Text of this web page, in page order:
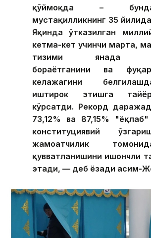
қўймоқда –
мустақилликнинг 35
Яқинда ўтказилган
кетма-кет учинчи марта,
тизими янада
бораётганини ва
келажагини
иштирок этишга
кўрсатди. Рекорд
73,12% ва 87,15%
конституциявий
жамоатчилик
қувватланишини ишончли
этади, — деб ёзади Қасим-